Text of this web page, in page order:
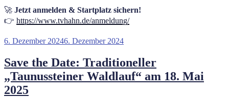
🚀 Jetzt anmelden & Startplatz sichern!
👉 https://www.tvhahn.de/anmeldung/
Veröffentlicht
6. Dezember 20246. Dezember 2024
Save the Date: Traditioneller
„Taunussteiner Waldlauf“ am 18. Mai
2025